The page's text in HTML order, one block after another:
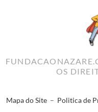
OS
Mapa do Site – Politica de